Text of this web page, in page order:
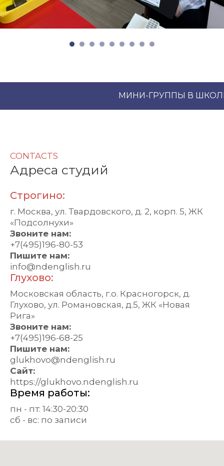
МИНИ-ГРУППЫ В
Адреса студий
CONTACTS
Строгино:
г. Москва, ул. Твардовского, д. 2, корп. 5, ЖК
«Подсолнухи»
Звоните нам:
+7(495)196-80-53
Пишите нам:
info@ndenglish.ru
Глухово:
Московская область, г.о. Красногорск, д.
Глухово, ул. Романовская, д.5, ЖК «Новая
Рига»
Звоните нам:
+7(495)196-68-25
Пишите нам:
glukhovo@ndenglish.ru
Сайт:
https://glukhovo.ndenglish.ru
Время работы:
пн - пт: 14:30-20:30
сб - вс: по записи